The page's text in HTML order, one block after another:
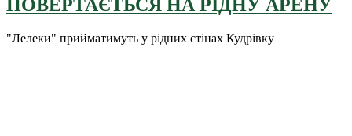
ПОВЕРТАЄТЬСЯ НА РІДНУ АРЕНУ
"Лелеки" прийматимуть у рідних стінах Кудрівку